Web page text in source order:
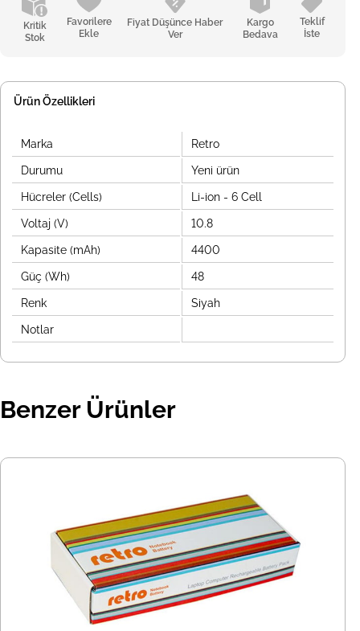
Kritik
Stok
Favorilere
Ekle
Fiyat Düşünce Haber
Ver
Kargo
Bedava
Teklif
İste
Ürün Özellikleri
Marka Retro
Durumu Yeni ürün
Hücreler (Cells) Li-ion - 6 Cell
Voltaj (V) 10.8
Kapasite (mAh) 4400
Güç (Wh) 48
Renk Siyah
Notlar
Benzer Ürünler